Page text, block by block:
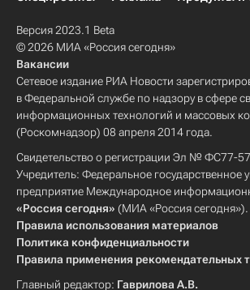
Версия 2023.1 Beta
© 2026 МИА «Россия сегодня»
Вакансии
Сетевое издание РИА Новости
в Федеральной службе по надзору в сфере
информационных технологий и массовых
(Роскомнадзор) 08 апреля 2014 года.
Свидетельство о регистрации Эл № ФС77-
Учредитель: Федеральное государственное
предприятие Международное
«Россия сегодня» (МИА «Россия сегодня»).
Правила использования материалов
Политика конфиденциальности
Правила применения рекомендательных
Главный редактор: Гаврилова А.В.